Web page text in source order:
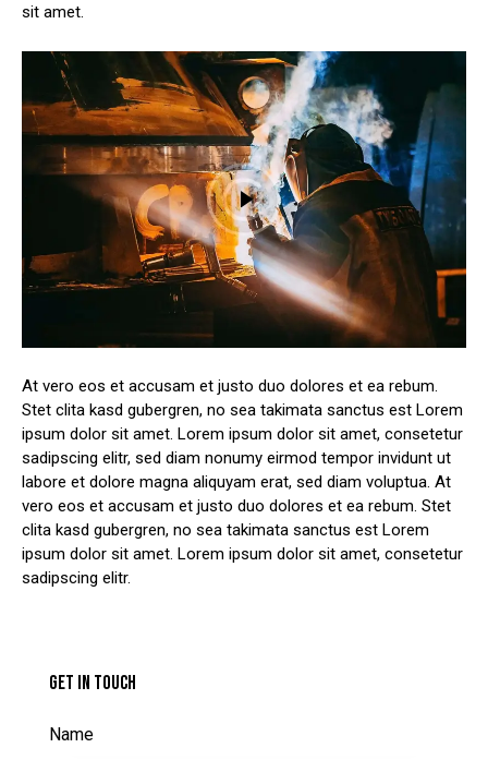
sit amet.
At vero eos et accusam et justo duo dolores et ea rebum.
Stet clita kasd gubergren, no sea takimata sanctus est Lorem
ipsum dolor sit amet. Lorem ipsum dolor sit amet, consetetur
sadipscing elitr, sed diam nonumy eirmod tempor invidunt ut
labore et dolore magna aliquyam erat, sed diam voluptua. At
vero eos et accusam et justo duo dolores et ea rebum. Stet
clita kasd gubergren, no sea takimata sanctus est Lorem
ipsum dolor sit amet. Lorem ipsum dolor sit amet, consetetur
sadipscing elitr.
GET IN TOUCH